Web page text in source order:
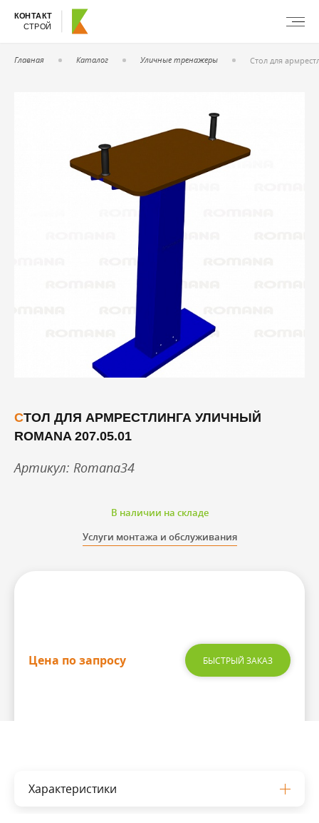
КОНТАКТ
СТРОЙ
Главная Каталог Уличные тренажеры Стол для
СТОЛ ДЛЯ АРМРЕСТЛИНГА УЛИЧНЫЙ
ROMANA 207.05.01
Артикул: Romana34
В наличии на складе
Услуги монтажа и обслуживания
Цена по запросу БЫСТРЫЙ ЗАКАЗ
Характеристики